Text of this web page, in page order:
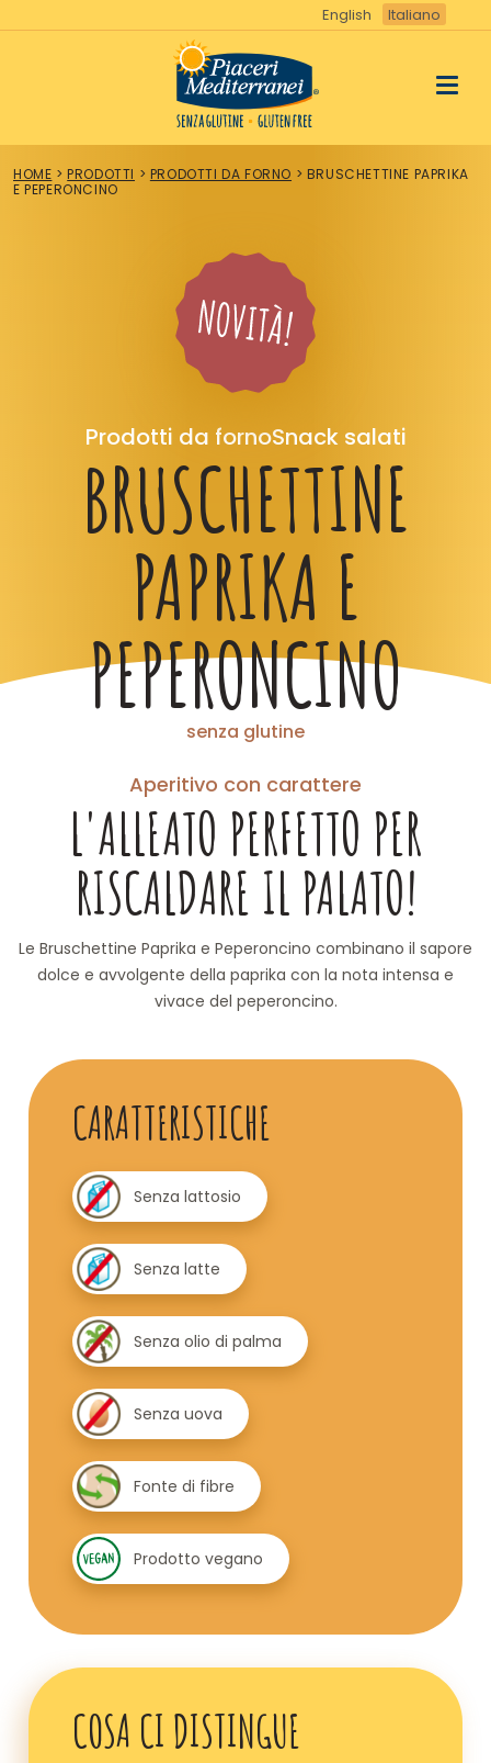
English Italiano
HOME >PRODOTTI > PRODOTTI DA FORNO > BRUSCHETTINE PAPRIKA
E PEPERONCINO
Prodotti da fornoSnack salati
BRUSCHETTINE
PAPRIKA E
PEPERONCINO
senza glutine
Aperitivo con carattere
L'ALLEATO PERFETTO PER
RISCALDARE IL PALATO!
Le Bruschettine Paprika e Peperoncino combinano il sapore
dolce e avvolgente della paprika con la nota intensa e
vivace del peperoncino.
CARATTERISTICHE
Senza lattosio
Senza latte
Senza olio di palma
Senza uova
Fonte di fibre
Prodotto vegano
COSA CI DISTINGUE